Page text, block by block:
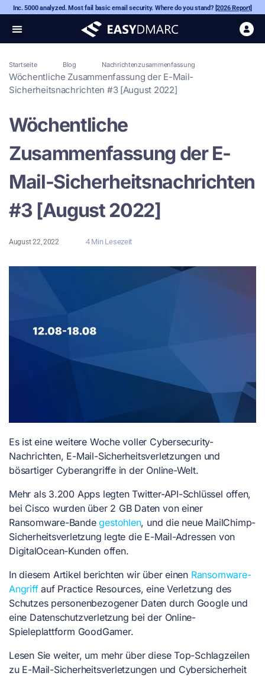
Inc. 5000 analyzed. Most fail basic email security. Where do you stand? [2026 Report]
Startseite Blog Nachrichtenzusammenfassung
Wöchentliche Zusammenfassung der E-Mail-
Sicherheitsnachrichten #3 [August 2022]
Wöchentliche
Zusammenfassung der E-
Mail-Sicherheitsnachrichten
#3 [August 2022]
August 22, 2022 4 Min Lesezeit
Es ist eine weitere Woche voller Cybersecurity-
Nachrichten, E-Mail-Sicherheitsverletzungen und
bösartiger Cyberangriffe in der Online-Welt.
Mehr als 3.200 Apps legten Twitter-API-Schlüssel offen,
bei Cisco wurden über 2 GB Daten von einer
Ransomware-Bandegestohlen, und die neue MailChimp-
Sicherheitsverletzung legte die E-Mail-Adressen von
DigitalOcean-Kunden offen.
In diesem Artikel berichten wir über einen Ransomware-
Angriffauf Practice Resources, eine Verletzung des
Schutzes personenbezogener Daten durch Google und
eine Datenschutzverletzung bei der Online-
Spieleplattform GoodGamer.
Lesen Sie weiter, um mehr über diese Top-Schlagzeilen
zu E-Mail-Sicherheitsverletzungen und Cybersicherheit